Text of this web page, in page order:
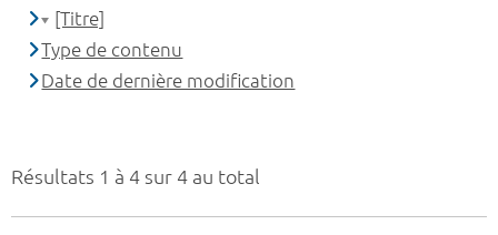
Résultats 1 à 4 sur 4 au total
[Titre]
Type de contenu
Date de dernière modification